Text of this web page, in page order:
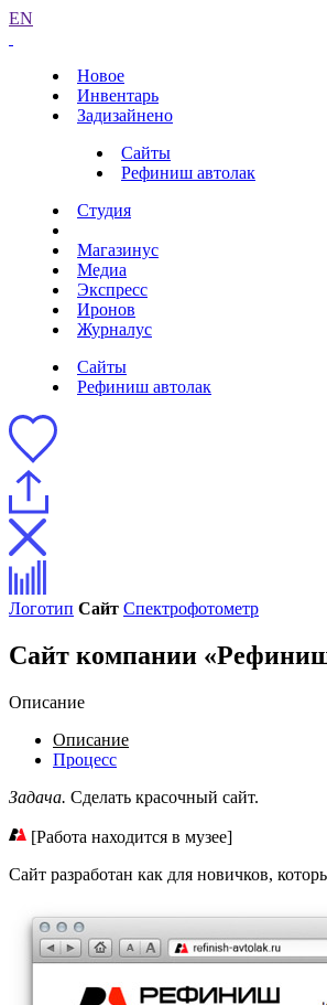
EN
Новое
Инвентарь
Задизайнено
Сайты
Рефиниш автолак
Студия
Магазинус
Медиа
Экспресс
Иронов
Журналус
Сайты
Рефиниш автолак
Логотип Сайт Спектрофотометр
Сайт компании
Описание
Описание
Процесс
Задача. Сделать красочный сайт.
[Работа находится в музее]
Сайт разработан как для новичков,